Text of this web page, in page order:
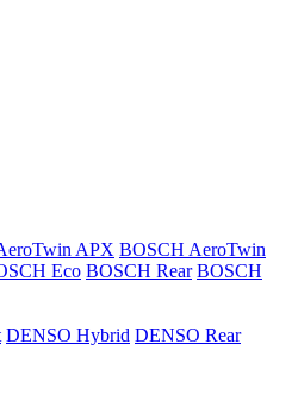
APX BOSCH AeroTwin
Eco BOSCH Rear BOSCH
DENSO Hybrid DENSO Rear